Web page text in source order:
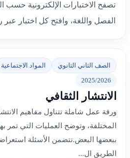
تصفح الاختبارات الإلكترونية حسب
الفصل واللغة، وافتح كل اختبار
الصف الثاني الثانوي المواد الاجتماعية
2025/2026
الانتشار الثقافي
ورقة عمل شاملة تتناول مفاهيم
المختلفة، وتوضح العمليات التي تمر
ببعضها البعض.تتضمن الأسئلة استعراضاً
الطريق ال...